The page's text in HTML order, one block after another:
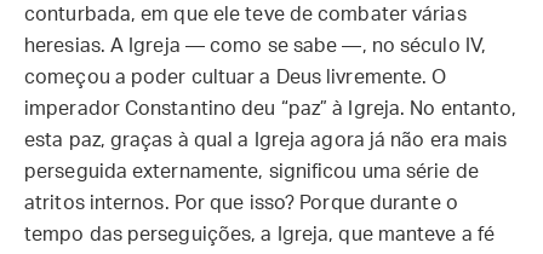
conturbada, em que ele teve de combater várias
heresias. A Igreja — como se sabe —, no século IV,
começou a poder cultuar a Deus livremente. O
imperador Constantino deu “paz” à Igreja. No entanto,
esta paz, graças à qual a Igreja agora já não era mais
perseguida externamente, significou uma série de
atritos internos. Por que isso? Porque durante o
tempo das perseguições, a Igreja, que manteve a fé